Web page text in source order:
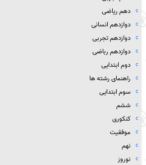
دهم ریاضی
دوازدهم انسانی
دوازدهم تجربی
دوازدهم رباضی
دوم ابتدایی
راهنمای رشته ها
سوم ابتدایی
ششم
کنکوری
موفقیت
نهم
نوروز